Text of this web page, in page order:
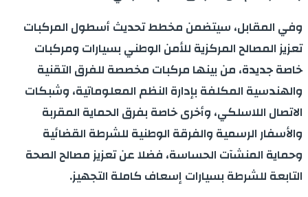
وفي المقابل، سيتضمن مخطط تحديث أسطول المركبات
تعزيز المصالح المركزية للأمن الوطني بسيارات ومركبات
خاصة جديدة، من بينها مركبات مخصصة للفرق التقنية
والهندسية المكلفة بإدارة النظم المعلوماتية، وشبكات
الاتصال اللاسلكي، وأخرى خاصة بفرق الحماية المقربة
والأسفار الرسمية والفرقة الوطنية للشرطة القضائية
وحماية المنشآت الحساسة، فضلا عن تعزيز مصالح الصحة
التابعة للشرطة بسيارات إسعاف كاملة التجهيز.